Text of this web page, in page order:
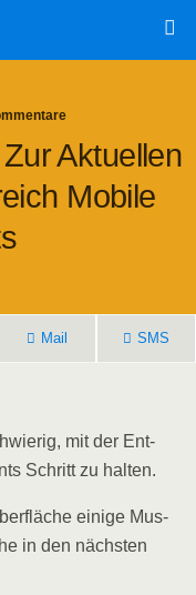
Aktu­el­len
Mobi­le
Mail SMS
mit der Ent­
Schritt zu halten.
eini­ge Mus­
in den nächs­ten